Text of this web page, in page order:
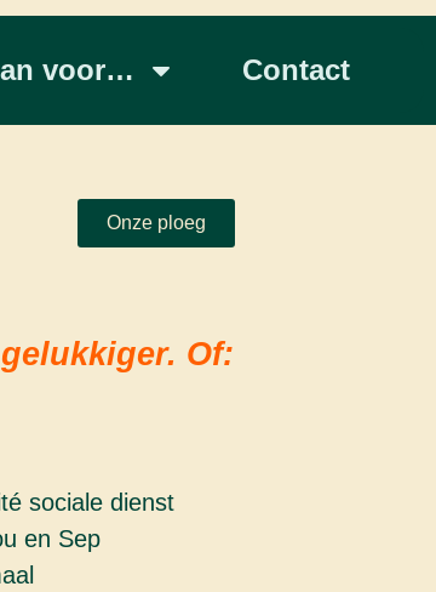
voor… Contact
Of:
sociale dienst
en Sep
Onze ploeg